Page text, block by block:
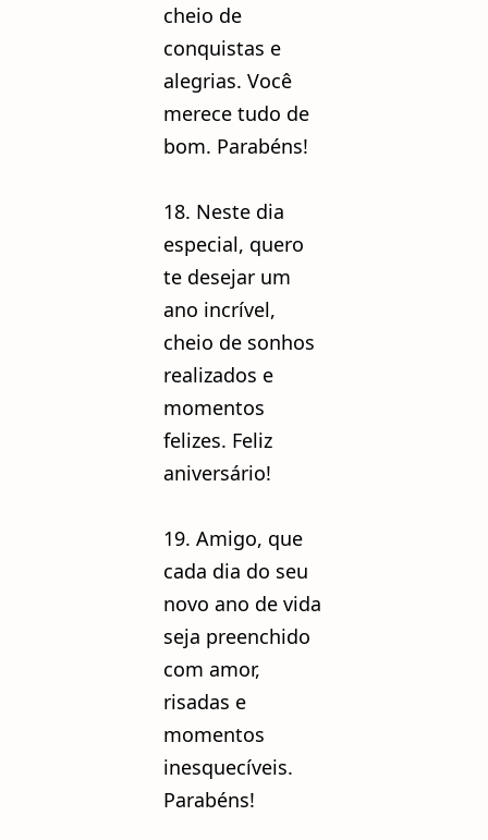
cheio de
conquistas e
alegrias. Você
merece tudo de
bom. Parabéns!
18. Neste dia
especial, quero
te desejar um
ano incrível,
cheio de sonhos
realizados e
momentos
felizes. Feliz
aniversário!
19. Amigo, que
cada dia do seu
novo ano de vida
seja preenchido
com amor,
risadas e
momentos
inesquecíveis.
Parabéns!